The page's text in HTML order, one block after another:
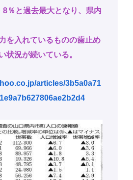
8％と過去最大となり、県内
を入れているものの歯止め
状況が続いている。
articles/3b5a0a71